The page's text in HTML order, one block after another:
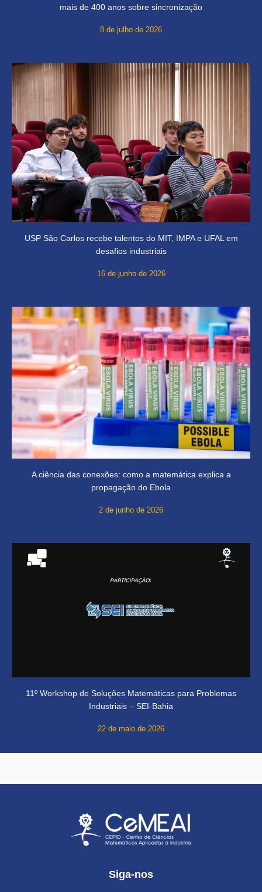
mais de 400 anos sobre sincronização
8 de julho de 2026
USP São Carlos recebe talentos do MIT, IMPA e UFAL em
desafios industriais
16 de junho de 2026
A ciência das conexões: como a matemática explica a
propagação do Ebola
2 de junho de 2026
11º Workshop de Soluções Matemáticas para Problemas
Industriais – SEI-Bahia
22 de maio de 2026
Siga-nos